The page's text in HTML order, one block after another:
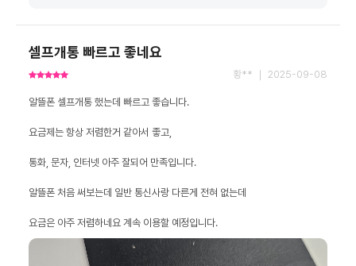
셀프개통 빠르고 좋네요
황** ｜ 2025-09-08
요금은 아주 저렴하네요 계속 이용할 예정입니다.